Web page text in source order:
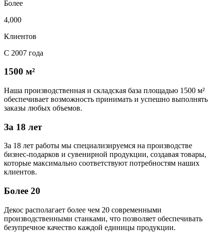
Более
4,000
Клиентов
С 2007 года
1500 м²
Наша производственная и складская база площадью 1500 м²
обеспечивает возможность принимать и успешно выполнять
заказы любых объемов.
За 18 лет
За 18 лет работы мы специализируемся на производстве
бизнес-подарков и сувенирной продукции, создавая товары,
которые максимально соответствуют потребностям наших
клиентов.
Более 20
Декос располагает более чем 20 современными
производственными станками, что позволяет обеспечивать
безупречное качество каждой единицы продукции.